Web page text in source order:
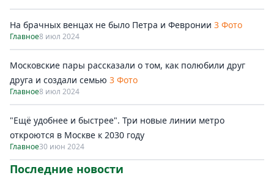
На брачных венцах не было Петра и Февронии 3 Фото
Главное8 июл 2024
Московские пары рассказали о том, как полюбили друг
друга и создали семью 3 Фото
Главное8 июл 2024
"Ещё удобнее и быстрее". Три новые линии метро
откроются в Москве к 2030 году
Главное30 июн 2024
Последние новости